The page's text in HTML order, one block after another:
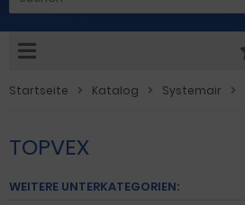
Startseite Katalog Systemair
TOPVEX
WEITERE UNTERKATEGORIEN: